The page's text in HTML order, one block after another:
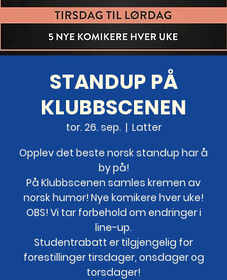
STANDUP PÅ
KLUBBSCENEN
tor. 26. sep.
  |
Latter
Opplev det beste norsk standup har å
by på!
På Klubbscenen samles kremen av
norsk humor! Nye komikere hver uke!
OBS! Vi tar forbehold om endringer i
line-up.
Studentrabatt er tilgjengelig for
forestillinger tirsdager, onsdager og
torsdager!